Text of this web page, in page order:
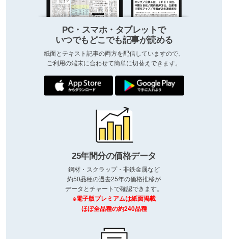
PC・スマホ・タブレットで
いつでもどこでも記事が読める
紙面とテキスト記事の両方を配信していますので、
ご利用の端末に合わせて簡単に切替えできます。
25年間分の価格データ
鋼材・スクラップ・非鉄金属など
約50品種の過去25年の価格推移が
データとチャートで確認できます。
※電子版プレミアムは紙面掲載
ほぼ全品種の約240品種